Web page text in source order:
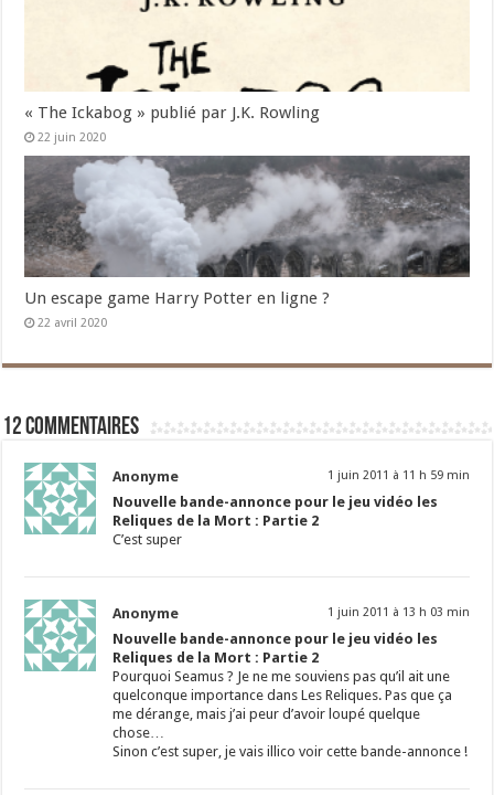
« The Ickabog » publié par J.K. Rowling
22 juin 2020
Un escape game Harry Potter en ligne ?
22 avril 2020
12 commentaires
Anonyme 1 juin 2011 à 11 h 59 min
Nouvelle bande-annonce pour le jeu vidéo les
Reliques de la Mort : Partie 2
C’est super
Anonyme 1 juin 2011 à 13 h 03 min
Nouvelle bande-annonce pour le jeu vidéo les
Reliques de la Mort : Partie 2
Pourquoi Seamus ? Je ne me souviens pas qu’il ait une
quelconque importance dans Les Reliques. Pas que ça
me dérange, mais j’ai peur d’avoir loupé quelque
chose…
Sinon c’est super, je vais illico voir cette bande-annonce !